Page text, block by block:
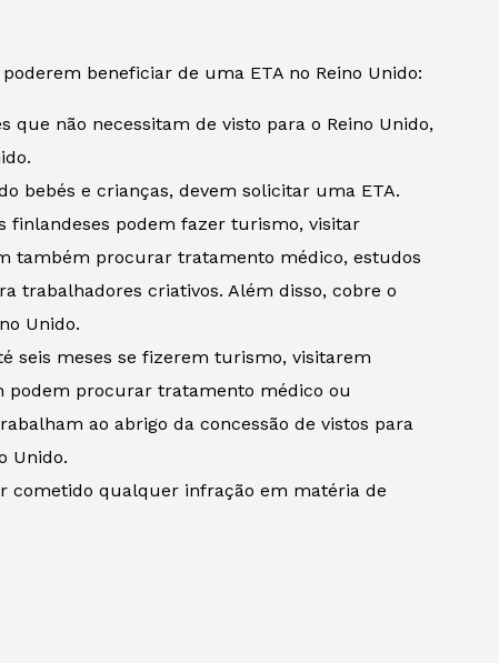
beneficiar de uma ETA no Reino Unido:
que não necessitam de visto para o Reino Unido,
bebés e crianças, devem solicitar uma ETA.
finlandeses podem fazer turismo, visitar
também procurar tratamento médico, estudos
trabalhadores criativos. Além disso, cobre o
Unido.
seis meses se fizerem turismo, visitarem
podem procurar tratamento médico ou
ao abrigo da concessão de vistos para
Unido.
cometido qualquer infração em matéria de